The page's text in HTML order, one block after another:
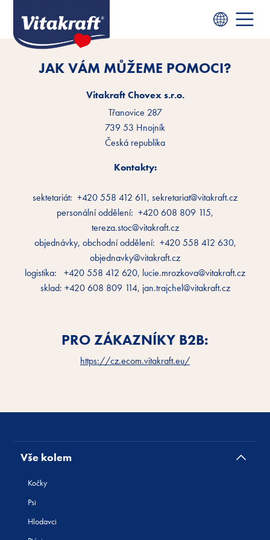
JAK VÁM MŮŽEME POMOCI?
Vitakraft Chovex s.r.o.
Třanovice 287
739 53 Hnojník
Česká republika
Kontakty:
sektetariát: +420 558 412 611, sekretariat@vitakraft.cz
personální oddělení: +420 608 809 115,
tereza.stoc@vitakraft.cz
objednávky, obchodní oddělení: +420 558 412 630,
objednavky@vitakraft.cz
logistika: +420 558 412 620, lucie.mrozkova@vitakraft.cz
sklad: +420 608 809 114, jan.trajchel@vitakraft.cz
PRO ZÁKAZNÍKY B2B:
https://cz.ecom.vitakraft.eu/
Vše kolem
Kočky
Psi
Hlodavci